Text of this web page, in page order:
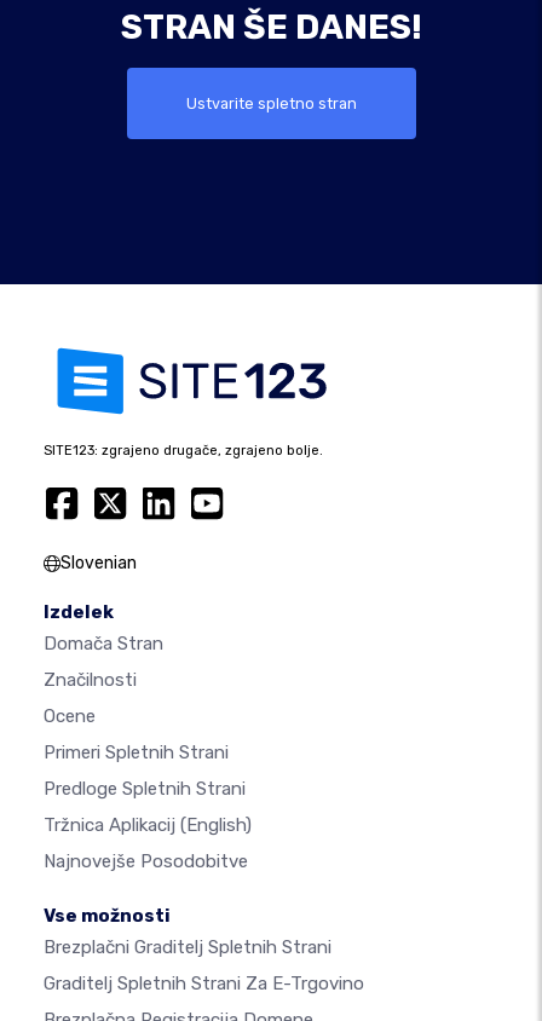
STRAN ŠE DANES!
Ustvarite spletno stran
SITE123: zgrajeno drugače, zgrajeno bolje.
Slovenian
Izdelek
Domača Stran
Značilnosti
Ocene
Primeri Spletnih Strani
Predloge Spletnih Strani
Tržnica Aplikacij (English)
Najnovejše Posodobitve
Vse možnosti
Brezplačni Graditelj Spletnih Strani
Graditelj Spletnih Strani Za E-Trgovino